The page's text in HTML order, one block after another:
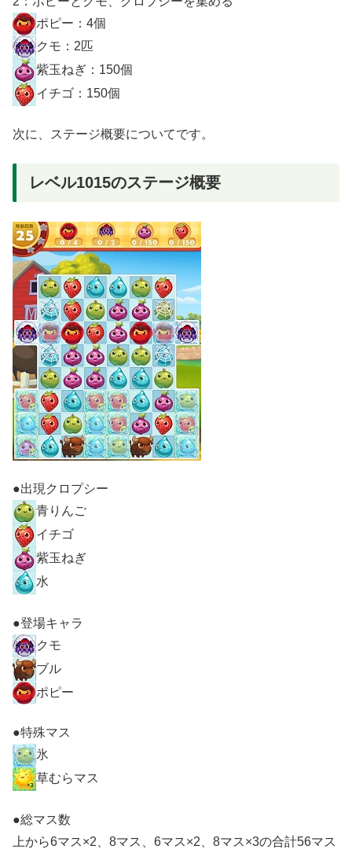
ポピー：4個
クモ：2匹
紫玉ねぎ：150個
イチゴ：150個
次に、ステージ概要についてです。
レベル1015のステージ概要
●出現クロプシー
青りんご
イチゴ
紫玉ねぎ
水
●登場キャラ
クモ
ブル
ポピー
●特殊マス
氷
草むらマス
●総マス数
上から6マス×2、8マス、6マス×2、8マス×3の合計56マス